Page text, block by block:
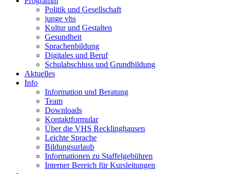
Politik und Gesellschaft
junge vhs
Kultur und Gestalten
Gesundheit
Sprachenbildung
Digitales und Beruf
Schulabschluss und Grundbildung
Aktuelles
Info
Information und Beratung
Team
Downloads
Kontaktformular
Über die VHS Recklinghausen
Leichte Sprache
Bildungsurlaub
Informationen zu Staffelgebühren
Interner Bereich für Kursleitungen